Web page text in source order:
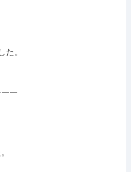
た。
￣